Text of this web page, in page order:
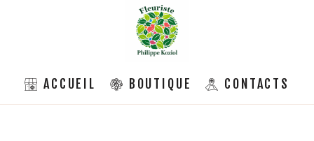
ACCUEIL BOUTIQUE CONTACTS